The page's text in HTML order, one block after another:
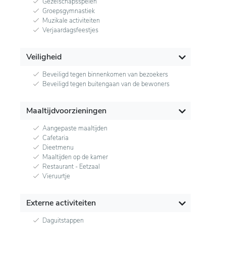
Groepsgymnastiek
Muzikale activiteiten
Verjaardagsfeestjes
Veiligheid
Beveiligd tegen binnenkomen van bezoekers
Beveiligd tegen buitengaan van de bewoners
Maaltijdvoorzieningen
Aangepaste maaltijden
Cafetaria
Dieetmenu
Maaltijden op de kamer
Restaurant - Eetzaal
Vieruurtje
Externe activiteiten
Daguitstappen